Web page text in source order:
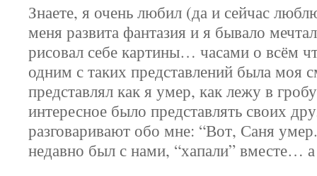
Знаете, я очень любил (да и сейчас
меня развита фантазия и я бывало
рисовал себе картины… часами о всём
одним с таких представлений была моя
представлял как я умер, как лежу в
интересное было представлять своих
разговаривают обо мне: “Вот, Саня
недавно был с нами, “хапали” вместе…